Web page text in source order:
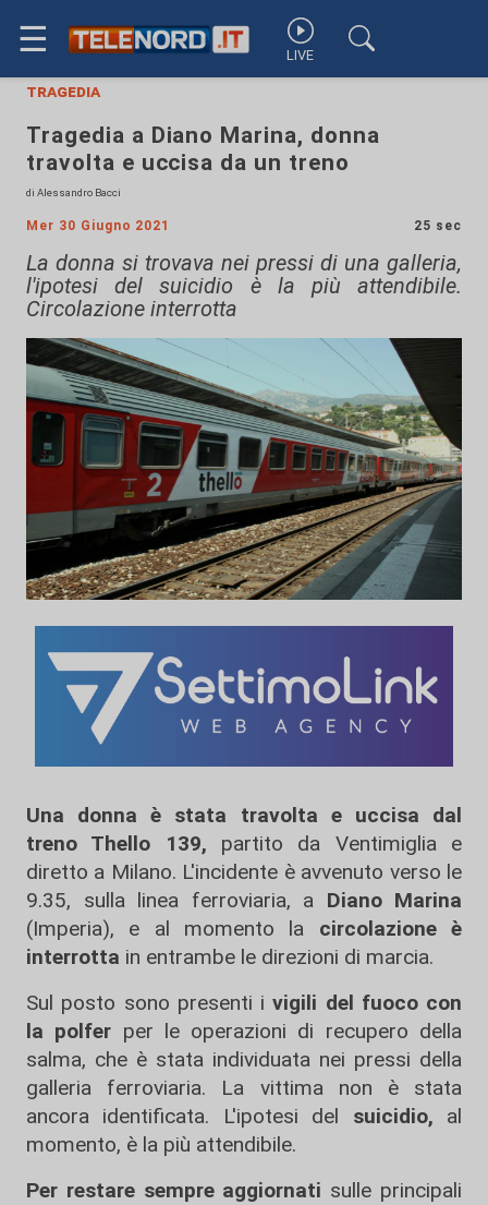
☰ LIVE
tragedia
Tragedia a Diano Marina, donna
travolta e uccisa da un treno
di Alessandro Bacci
Mer 30 Giugno 2021 25 sec
La donna si trovava nei pressi di una galleria,
l'ipotesi del suicidio è la più attendibile.
Circolazione interrotta
Una donna è stata travolta e uccisa dal
treno Thello 139, partito da Ventimiglia e
diretto a Milano. L'incidente è avvenuto verso le
9.35, sulla linea ferroviaria, a Diano Marina
(Imperia), e al momento la circolazione è
interrotta in entrambe le direzioni di marcia.
Sul posto sono presenti ivigili del fuoco con
la polfer per le operazioni di recupero della
salma, che è stata individuata nei pressi della
galleria ferroviaria. La vittima non è stata
ancora identificata. L'ipotesi del suicidio, al
momento, è la più attendibile.
Per restare sempre aggiornati sulle principali